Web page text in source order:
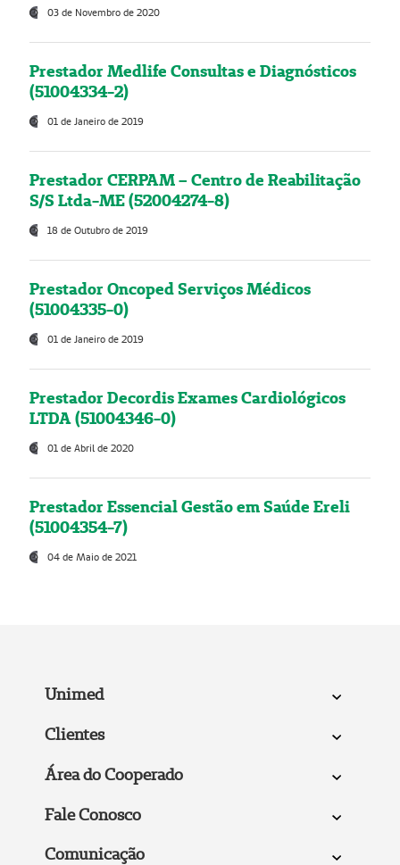
03 de Novembro de 2020
Prestador Medlife Consultas e Diagnósticos
(51004334-2)
01 de Janeiro de 2019
Prestador CERPAM – Centro de Reabilitação
S/S Ltda-ME (52004274-8)
18 de Outubro de 2019
Prestador Oncoped Serviços Médicos
(51004335-0)
01 de Janeiro de 2019
Prestador Decordis Exames Cardiológicos
LTDA (51004346-0)
01 de Abril de 2020
Prestador Essencial Gestão em Saúde Ereli
(51004354-7)
04 de Maio de 2021
Unimed
Clientes
Área do Cooperado
Fale Conosco
Comunicação